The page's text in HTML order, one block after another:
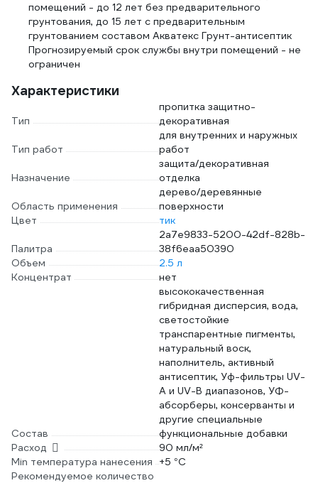
помещений - до 12 лет без предварительного
грунтования, до 15 лет с предварительным
грунтованием составом Акватекс Грунт-антисептик
Прогнозируемый срок службы внутри помещений - не
ограничен
Характеристики
Тип
пропитка защитно-
декоративная
Тип работ
для внутренних и наружных
работ
Назначение
защита/декоративная
отделка
Область применения
дерево/деревянные
поверхности
Цвет
тик
Палитра
2a7e9833-5200-42df-828b-
38f6eaa50390
Объем
2.5 л
Концентрат
нет
Состав
высококачественная
гибридная дисперсия, вода,
светостойкие
транспарентные пигменты,
натуральный воск,
наполнитель, активный
антисептик, Уф-фильтры UV-
A и UV-B диапазонов, УФ-
абсорберы, консерванты и
другие специальные
функциональные добавки
Расход
90 мл/м²
Min температура нанесения
+5 °С
Рекомендуемое количество